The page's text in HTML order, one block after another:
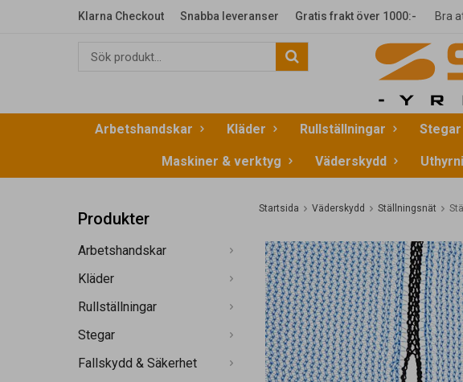
Klarna Checkout Snabba leveranser Gratis frakt över 1000:- Bra
Arbetshandskar Kläder Rullställningar Stegar
Maskiner & verktyg Väderskydd
Produkter
Arbetshandskar
Kläder
Rullställningar
Stegar
Fallskydd & Säkerhet
Startsida Väderskydd Ställningsnät